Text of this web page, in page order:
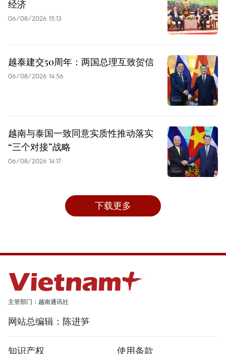
经济
06/08/2026 15:13
越泰建交50周年：两国总理互致贺信
06/08/2026 14:56
越南与泰国一致同意实质性推动落实
“三个对接”战略
06/08/2026 14:17
下载更多
主管部门：越南通讯社
网站总编辑：陈进笋
知识产权 使用条款